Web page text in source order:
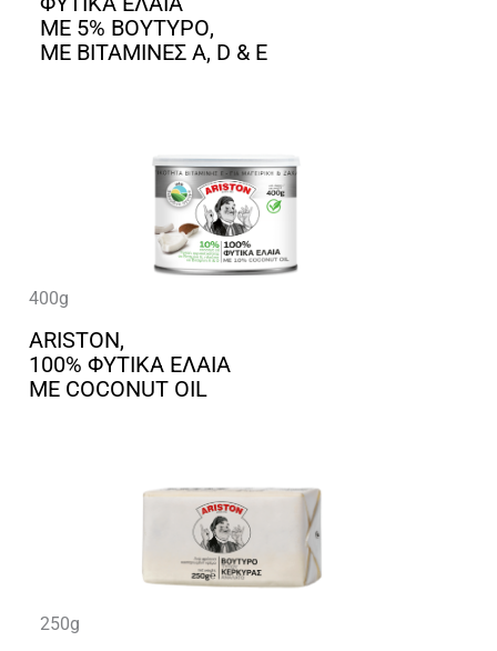
ΜΕ 5% ΒΟΥΤΥΡΟ,
ΜΕ ΒΙΤΑΜΙΝΕΣ A, D & E
400g
ARISTON,
100% ΦΥΤΙΚΑ ΕΛΑΙΑ
ΜΕ COCONUT OIL
250g